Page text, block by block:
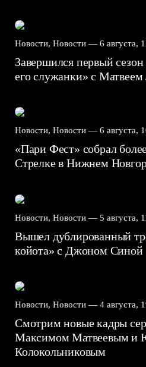
Новости, Новости — 6 августа,
Завершился первый
его служанки» с
Новости, Новости — 6 августа,
«Пари Фест» собрал
Стрелке в Нижнем
Новости, Новости — 5 августа,
Вышел дублированный
койота» с Джоном Синой
Новости, Новости — 4 августа,
Смотрим новые кадры
Максимом Матвеевым и
Колокольниковым